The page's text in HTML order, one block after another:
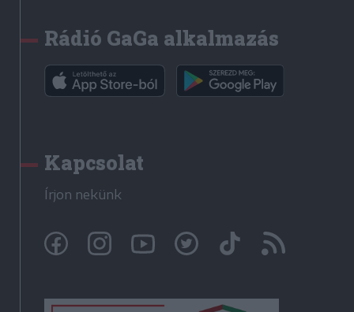
Rádió GaGa alkalmazás
Kapcsolat
Írjon nekünk